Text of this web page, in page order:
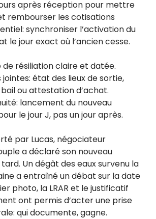
après réception pour mettre
rembourser les cotisations
synchroniser l’activation du
le jour exact où l’ancien cesse.
résiliation claire et datée.
jointes: état des lieux de sortie,
ou attestation d’achat.
lancement du nouveau
le jour J, pas un jour après.
par Lucas, négociateur
a déclaré son nouveau
Un dégât des eaux survenu la
a entraîné un débat sur la date
photo, la LRAR et le justificatif
ont permis d’acter une prise
qui documente, gagne.